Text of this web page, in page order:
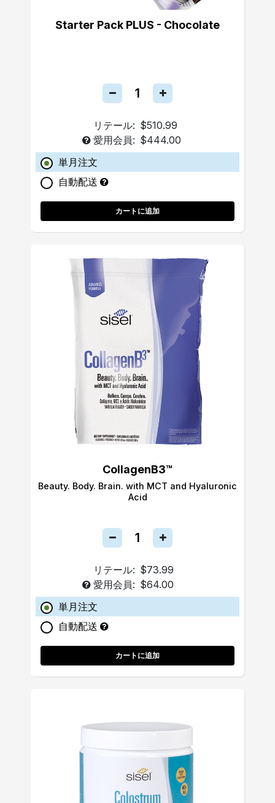
Starter Pack PLUS - Chocolate
リテール: $510.99
愛用会員: $444.00
単月注文
自動配送
カートに追加
CollagenB3™
Beauty. Body. Brain. with MCT and Hyaluronic
Acid
リテール: $73.99
愛用会員: $64.00
単月注文
自動配送
カートに追加